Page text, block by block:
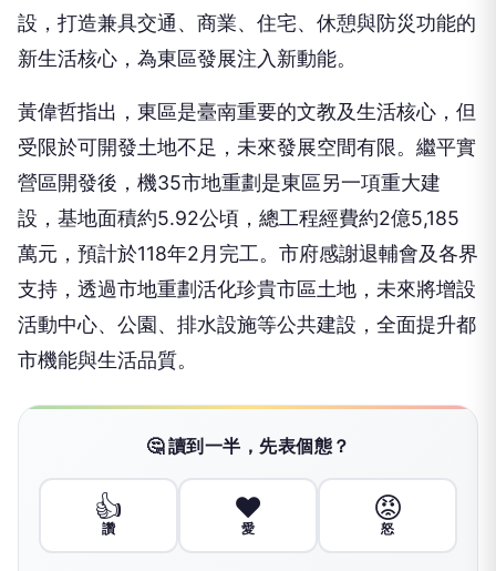
設，打造兼具交通、商業、住宅、休憩與防災功能的
新生活核心，為東區發展注入新動能。
黃偉哲指出，東區是臺南重要的文教及生活核心，但
受限於可開發土地不足，未來發展空間有限。繼平實
營區開發後，機35市地重劃是東區另一項重大建
設，基地面積約5.92公頃，總工程經費約2億5,185
萬元，預計於118年2月完工。市府感謝退輔會及各界
支持，透過市地重劃活化珍貴市區土地，未來將增設
活動中心、公園、排水設施等公共建設，全面提升都
市機能與生活品質。
🤔 讀到一半，先表個態？
👍
讚
❤️
愛
😡
怒